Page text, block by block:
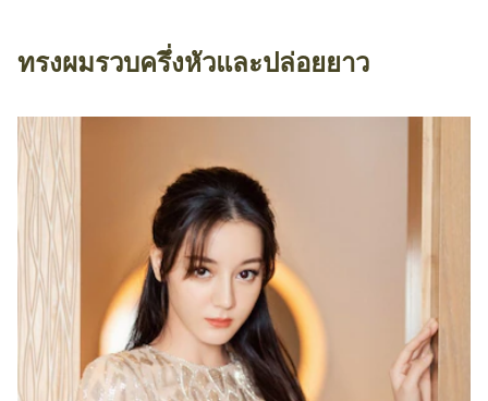
ทรงผมรวบครึ่งหัวและปล่อยยาว